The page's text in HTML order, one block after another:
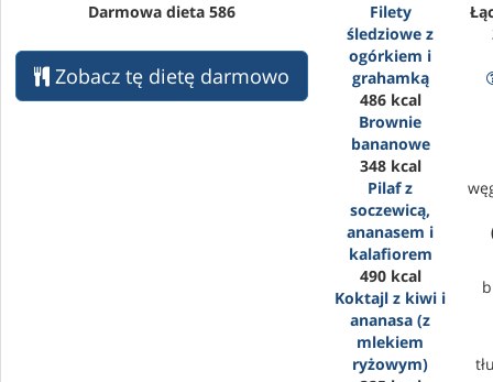
Darmowa dieta 586
Zobacz tę dietę darmowo
Filety
śledziowe z
ogórkiem i
grahamką
486 kcal
Brownie
bananowe
348 kcal
Pilaf z
soczewicą,
ananasem i
kalafiorem
490 kcal
Koktajl z kiwi i
ananasa (z
mlekiem
ryżowym)